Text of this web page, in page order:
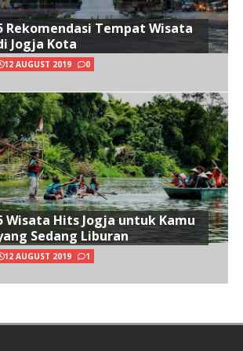
Rekomendasi Tempat Wisata
Jogja Kota
12 AUGUST 2019 0
Wisata Hits Jogja untuk Kamu
Sedang Liburan
12 AUGUST 2019 1